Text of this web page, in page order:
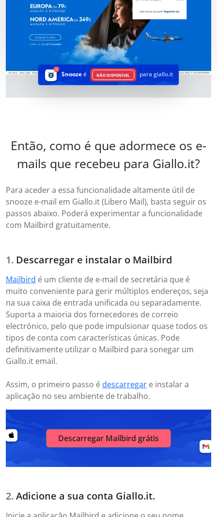
Snoozeé NÃO DISPONÍVEL para giallo.it
Então, como é que adormece os e-
mails que recebeu para Giallo.it?
Para aceder a essa funcionalidade altamente útil de
snooze e-mail em Giallo.it (Libero Mail), basta seguir os
passos abaixo. Poderá experimentar a funcionalidade
com Mailbird gratuitamente.
Descarregar e instalar o Mailbird
Mailbird é um cliente de e-mail de secretária que é
muito conveniente para gerir múltiplos endereços, seja
na sua caixa de entrada unificada ou separadamente.
Suporta a maioria dos fornecedores de correio
electrónico, pelo que pode impulsionar quase todos os
tipos de conta com características únicas. Pode
definitivamente utilizar o Mailbird para sonegar um
Giallo.it email.
Assim, o primeiro passo é descarregar e instalar a
aplicação no seu ambiente de trabalho.
Descarregar Mailbird grátis
Adicione a sua conta Giallo.it.